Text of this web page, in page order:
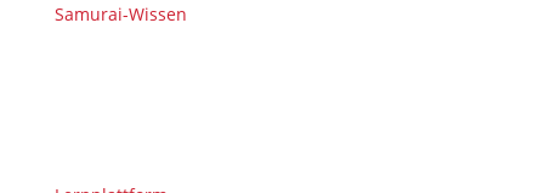
Samurai-Wissen